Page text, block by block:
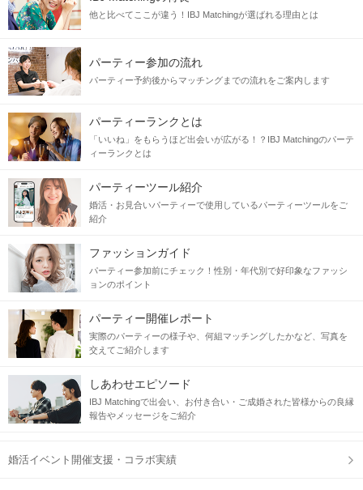
他と比べてここが違う！IBJ Matchingが選ばれる理由とは
パーティー参加の流れ
パーティー予約後からマッチングまでの流れをご案内します
パーティーランクとは
「いいね」をもらうほど出会いが広がる！？IBJ Matchingのパーテ
ィーランクとは
パーティーツール紹介
婚活・お見合いパーティーで使用しているパーティーツールをご
紹介
ファッションガイド
パーティー参加前にチェック！性別・年代別で好印象なファッシ
ョンのポイント
パーティー開催レポート
実際のパーティーの様子や、何組マッチングしたかなど、写真を
交えてご紹介します
しあわせエピソード
IBJ Matchingで出会い、お付き合い・ご成婚された皆様からの良縁
報告やメッセージをご紹介
婚活イベント開催支援・コラボ実績